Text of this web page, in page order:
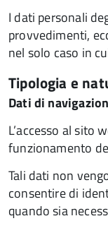
I dati personali
provvedimenti,
nel solo caso in
Tipologia e
Dati di
L’accesso al sito
funzionamento
Tali dati non
consentire di
quando sia